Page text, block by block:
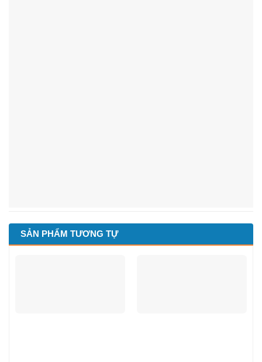
SẢN PHẨM TƯƠNG TỰ